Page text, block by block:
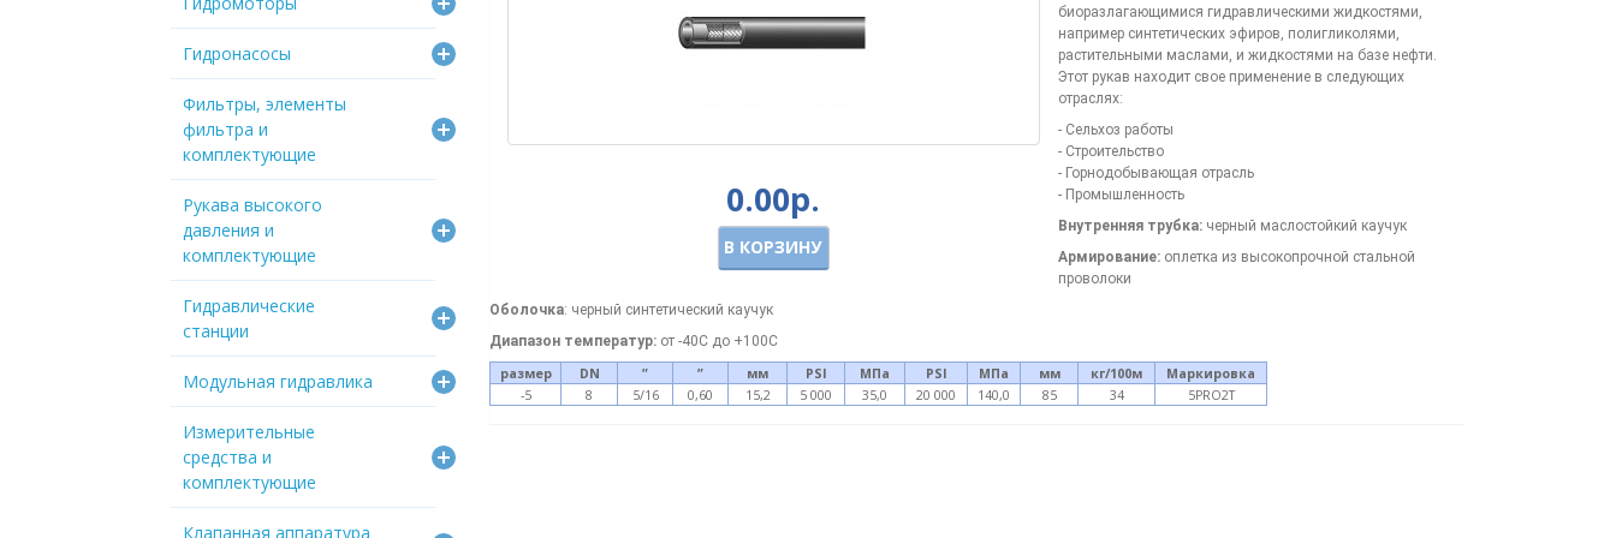
Гидронасосы
Фильтры, элементы
фильтра и
комплектующие
Рукава высокого
давления и
комплектующие
Гидравлические
станции
Модульная гидравлика
Измерительные
средства и
комплектующие
Клапанная аппаратура
0.00р.
В КОРЗИНУ
биоразлагающимися гидравлическими жидкостями,
например синтетических эфиров, полигликолями,
растительными маслами, и жидкостями на базе нефти.
Этот рукав находит свое применение в следующих
отраслях:
- Сельхоз работы
- Строительство
- Горнодобывающая отрасль
- Промышленность
Внутренняя трубка:черный маслостойкий каучук
Армирование:оплетка из высокопрочной стальной
проволоки
Оболочка: черный синтетический каучук
Диапазон температур: от -40С до +100С
размер
DN ” ” мм PSI МПа PSI МПа мм кг/100м
Маркировка
-5
8 5/16 0,60 15,2 5 000 35,0 20 000 140,0 85 34 5PRO2T